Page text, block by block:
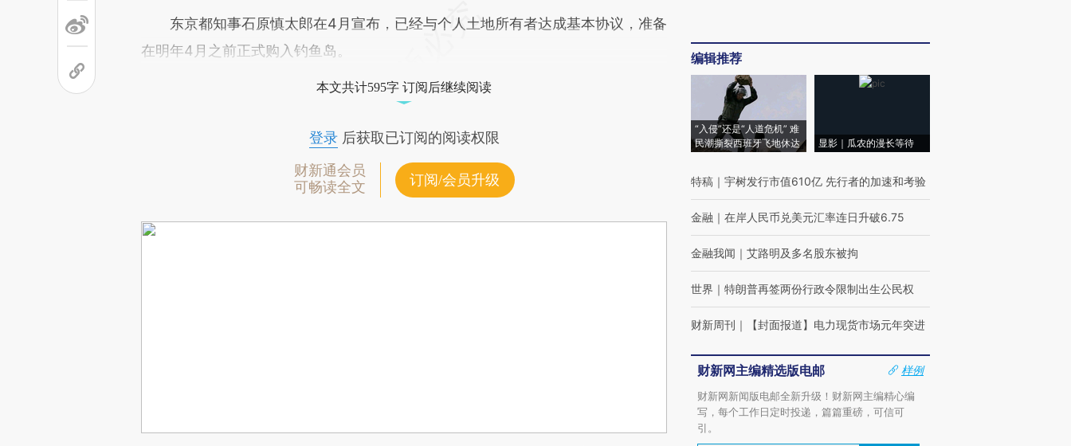
东京都知事石原慎太郎在4月宣布，已经与个人土地所有者达成基本协议，准备
在明年4月之前正式购入钓鱼岛。
本文共计595字 订阅后继续阅读
登录后获取已订阅的阅读权限
财新通会员
可畅读全文
订阅/会员升级
编辑推荐
“入侵”还是“人道危机” 难
民潮撕裂西班牙飞地休达
显影｜瓜农的漫长等待
特稿 ｜ 宇树发行市值610亿 先行者的加速和考验
金融 ｜ 在岸人民币兑美元汇率连日升破6.75
金融我闻 ｜ 艾路明及多名股东被拘
世界 ｜ 特朗普再签两份行政令限制出生公民权
财新周刊 ｜ 【封面报道】电力现货市场元年突进
财新网主编精选版电邮
样例
财新网新闻版电邮全新升级！财新网主编精心编
写，每个工作日定时投递，篇篇重磅，可信可
引。